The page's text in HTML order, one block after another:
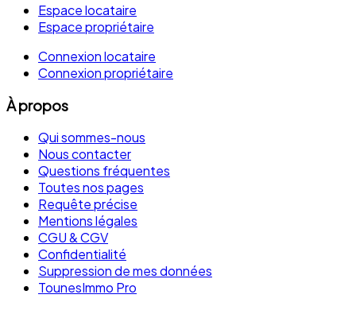
Espace locataire
Espace propriétaire
Connexion locataire
Connexion propriétaire
À propos
Qui sommes-nous
Nous contacter
Questions fréquentes
Toutes nos pages
Requête précise
Mentions légales
CGU & CGV
Confidentialité
Suppression de mes données
TounesImmo Pro